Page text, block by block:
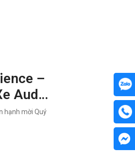
–
Audi
hạnh mời Quý